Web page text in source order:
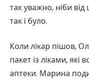
так уважно, ніби
так і було.
Коли лікар пішов,
пакет із ліками, які
аптеки. Марина